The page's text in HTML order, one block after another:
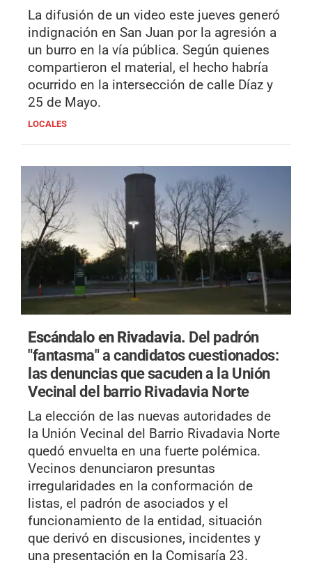
La difusión de un video este jueves generó
indignación en San Juan por la agresión a
un burro en la vía pública. Según quienes
compartieron el material, el hecho habría
ocurrido en la intersección de calle Díaz y
25 de Mayo.
LOCALES
Escándalo en Rivadavia. Del padrón
"fantasma" a candidatos cuestionados:
las denuncias que sacuden a la Unión
Vecinal del barrio Rivadavia Norte
La elección de las nuevas autoridades de
la Unión Vecinal del Barrio Rivadavia Norte
quedó envuelta en una fuerte polémica.
Vecinos denunciaron presuntas
irregularidades en la conformación de
listas, el padrón de asociados y el
funcionamiento de la entidad, situación
que derivó en discusiones, incidentes y
una presentación en la Comisaría 23.